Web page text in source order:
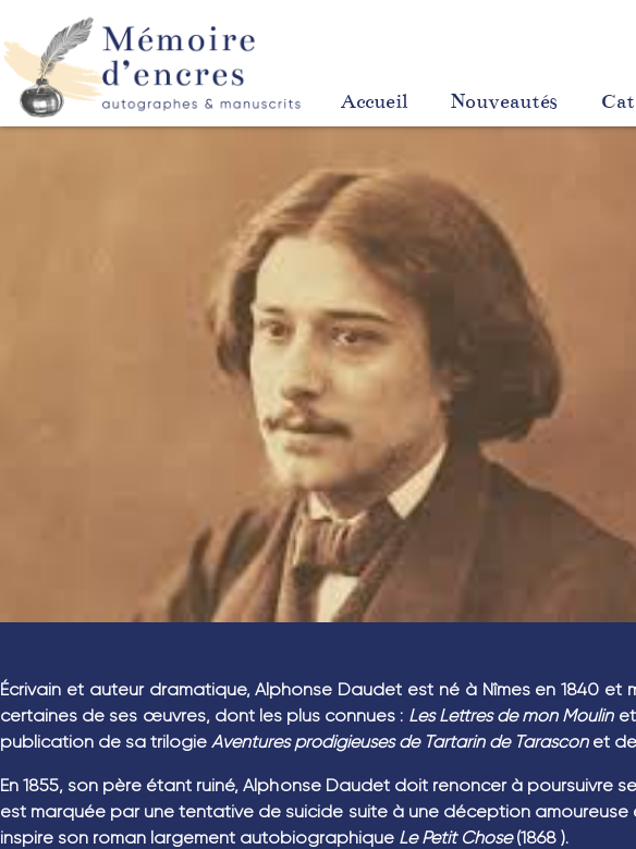
Accueil Nouveautés
Écrivain et auteur dramatique, Alphonse Daudet est né à Nîmes en 1840
certaines de ses œuvres, dont les plus connues : Les Lettres de mon Moulinet
publication de sa trilogie Aventures prodigieuses de Tartarin de Tarasconet de
En 1855, son père étant ruiné, Alphonse Daudet doit renoncer à
est marquée par une tentative de suicide suite à une déception amoureuse
inspire son roman largement autobiographique Le Petit Chose (1868 ).